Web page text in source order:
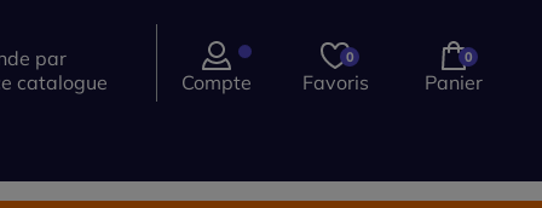
par
catalogue
Compte
0
Favoris
0
Panier